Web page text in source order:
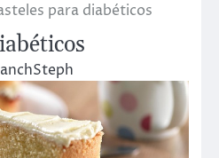
para diabéticos